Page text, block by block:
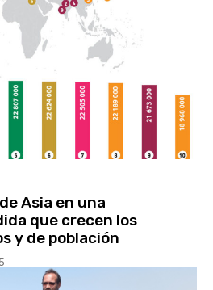
Asia en una
que crecen los
y de población